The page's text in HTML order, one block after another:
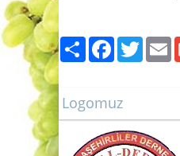
PaylaşFacebook
Logomuz